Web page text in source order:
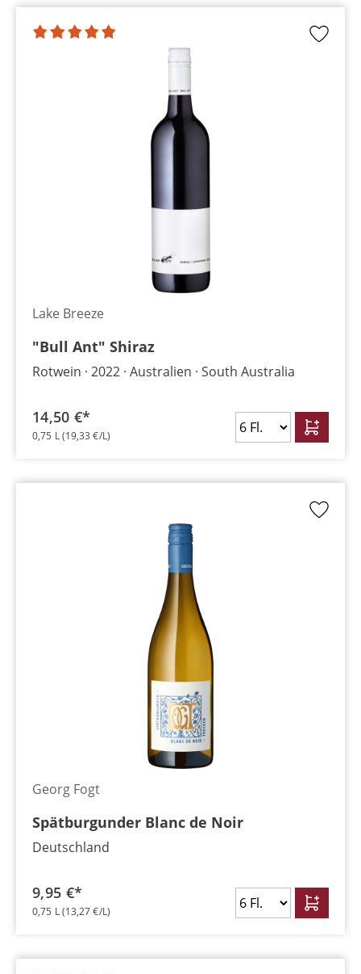
Lake Breeze
"Bull Ant" Shiraz
Rotwein 2022 Australien South Australia
14,50 €*
0,75 L(19,33 €/L)
Georg Fogt
Spätburgunder Blanc de Noir
Deutschland
9,95 €*
0,75 L(13,27 €/L)